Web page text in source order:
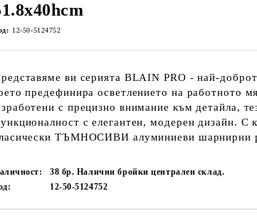
12-50-5124752
ви серията BLAIN PRO - най-
предефинира осветлението на работното
с прецизно внимание към детайла,
с елегантен, модерен дизайн.
ТЪМНОСИВИ алуминиеви шарнирни
38 бр. Налични бройки централен склад.
12-50-5124752